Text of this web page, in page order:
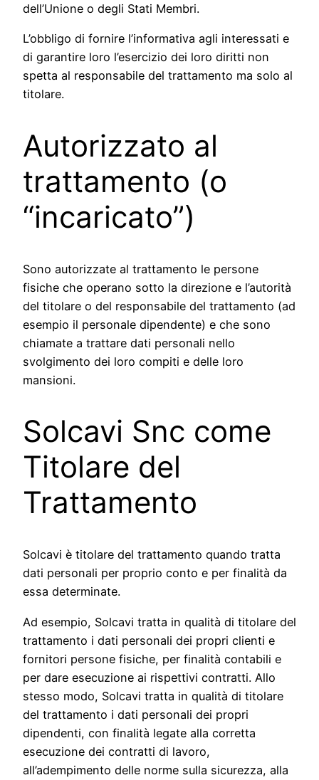
dell’Unione o degli Stati Membri.
L’obbligo di fornire l’informativa agli interessati e
di garantire loro l’esercizio dei loro diritti non
spetta al responsabile del trattamento ma solo al
titolare.
Autorizzato al
trattamento (o
“incaricato”)
Sono autorizzate al trattamento le persone
fisiche che operano sotto la direzione e l’autorità
del titolare o del responsabile del trattamento (ad
esempio il personale dipendente) e che sono
chiamate a trattare dati personali nello
svolgimento dei loro compiti e delle loro
mansioni.
Solcavi Snc come
Titolare del
Trattamento
Solcavi è titolare del trattamento quando tratta
dati personali per proprio conto e per finalità da
essa determinate.
Ad esempio, Solcavi tratta in qualità di titolare del
trattamento i dati personali dei propri clienti e
fornitori persone fisiche, per finalità contabili e
per dare esecuzione ai rispettivi contratti. Allo
stesso modo, Solcavi tratta in qualità di titolare
del trattamento i dati personali dei propri
dipendenti, con finalità legate alla corretta
esecuzione dei contratti di lavoro,
all’adempimento delle norme sulla sicurezza, alla